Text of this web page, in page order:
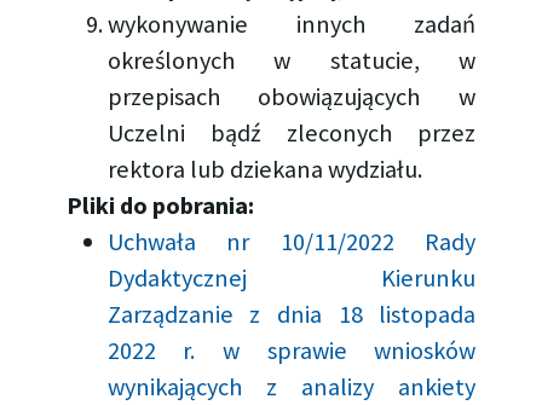
wykonywanie innych zadań
określonych w statucie, w
przepisach obowiązujących w
Uczelni bądź zleconych przez
rektora lub dziekana wydziału.
Pliki do pobrania:
Uchwała nr 10/11/2022 Rady
Dydaktycznej Kierunku
Zarządzanie z dnia 18 listopada
2022 r. w sprawie wniosków
wynikających z analizy ankiety